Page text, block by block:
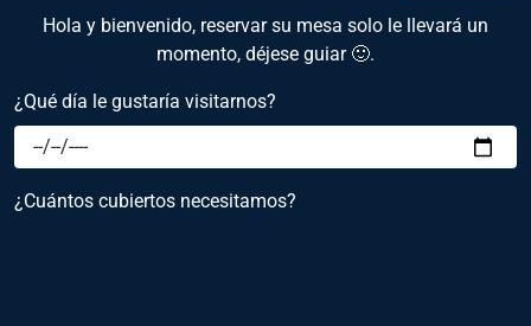
Hola y bienvenido, reservar su mesa solo le llevará un
momento, déjese guiar 🙂.
¿Qué día le gustaría visitarnos?
¿Cuántos cubiertos necesitamos?